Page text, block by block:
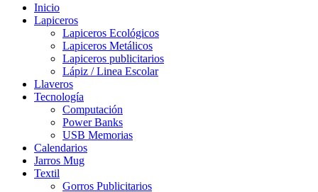
Inicio
Lapiceros
Lapiceros Ecológicos
Lapiceros Metálicos
Lapiceros publicitarios
Lápiz / Linea Escolar
Llaveros
Tecnología
Computación
Power Banks
USB Memorias
Calendarios
Jarros Mug
Textil
Gorros Publicitarios